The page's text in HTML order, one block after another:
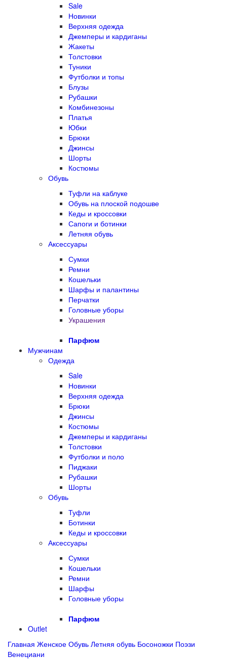
Sale
Новинки
Верхняя одежда
Джемперы и кардиганы
Жакеты
Толстовки
Туники
Футболки и топы
Блузы
Рубашки
Комбинезоны
Платья
Юбки
Брюки
Джинсы
Шорты
Костюмы
Обувь
Туфли на каблуке
Обувь на плоской подошве
Кеды и кроссовки
Сапоги и ботинки
Летняя обувь
Аксессуары
Сумки
Ремни
Кошельки
Шарфы и палантины
Перчатки
Головные уборы
Украшения
Парфюм
Мужчинам
Одежда
Sale
Новинки
Верхняя одежда
Брюки
Джинсы
Костюмы
Джемперы и кардиганы
Толстовки
Футболки и поло
Пиджаки
Рубашки
Шорты
Обувь
Туфли
Ботинки
Кеды и кроссовки
Аксессуары
Сумки
Кошельки
Ремни
Шарфы
Головные уборы
Парфюм
Outlet
Главная Женское Обувь Летняя обувь Босоножки Поэзи
Венециани